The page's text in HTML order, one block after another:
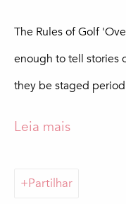
Processaremos os dados
com a nossa política de
anular a sua subscrição ou
eletrónico.
Praça da República
8100-270 Loulé
The Rules of Golf
enough to tell stories
they be staged
Leia mais
Partilhar